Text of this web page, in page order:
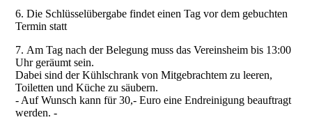
6. Die Schlüsselübergabe findet einen Tag vor dem gebuchten
Termin statt
7. Am Tag nach der Belegung muss das Vereinsheim bis 13:00
Uhr geräumt sein.
Dabei sind der Kühlschrank von Mitgebrachtem zu leeren,
Toiletten und Küche zu säubern.
- Auf Wunsch kann für 30,- Euro eine Endreinigung beauftragt
werden. -